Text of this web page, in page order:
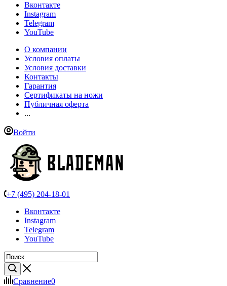
Вконтакте
Instagram
Telegram
YouTube
О компании
Условия оплаты
Условия доставки
Контакты
Гарантия
Сертификаты на ножи
Публичная оферта
...
Войти
+7 (495) 204-18-01
Вконтакте
Instagram
Telegram
YouTube
Сравнение0